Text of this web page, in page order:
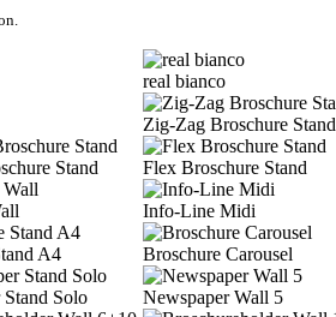
real bianco
Zig-Zag Broschure Stand
Stand Flex Broschure Stand
Info-Line Midi
A4 Broschure Carousel
Solo Newspaper Wall 5